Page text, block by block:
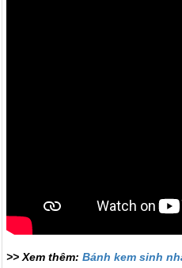
>> Xem thêm: Bánh kem sinh